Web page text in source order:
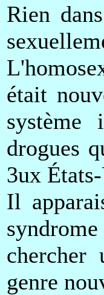
Rien
était
système
drogues
3ux
Il
chercher
genre